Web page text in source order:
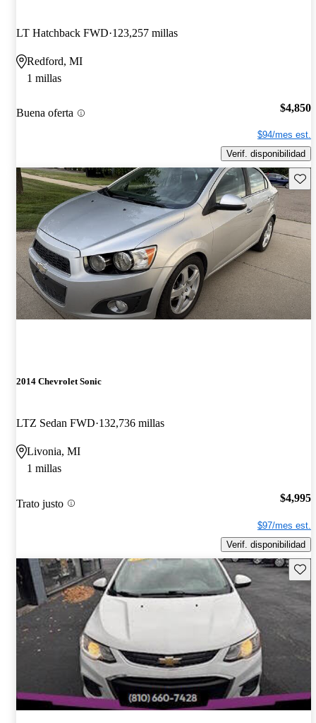
LT Hatchback FWD 123,257 millas
Redford, MI
1 millas
Buena oferta $4,850
$94/mes est.
Verif. disponibilidad
2014 Chevrolet Sonic
LTZ Sedan FWD 132,736 millas
Livonia, MI
1 millas
Trato justo $4,995
$97/mes est.
Verif. disponibilidad